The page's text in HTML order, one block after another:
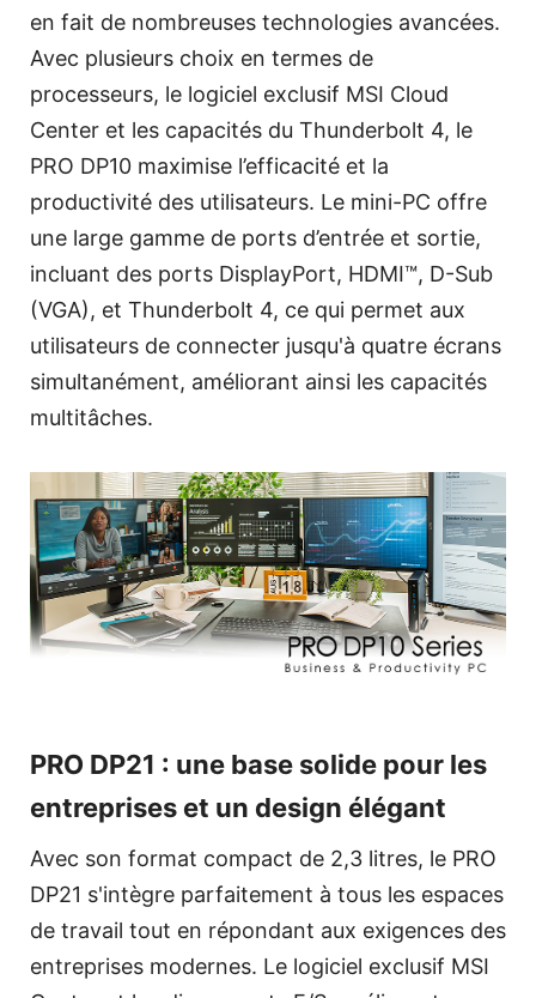
en fait de nombreuses technologies avancées.
Avec plusieurs choix en termes de
processeurs, le logiciel exclusif MSI Cloud
Center et les capacités du Thunderbolt 4, le
PRO DP10 maximise l’efficacité et la
productivité des utilisateurs. Le mini-PC offre
une large gamme de ports d’entrée et sortie,
incluant des ports DisplayPort, HDMI™, D-Sub
(VGA), et Thunderbolt 4, ce qui permet aux
utilisateurs de connecter jusqu'à quatre écrans
simultanément, améliorant ainsi les capacités
multitâches.
PRO DP21 : une base solide pour les
entreprises et un design élégant
Avec son format compact de 2,3 litres, le PRO
DP21 s'intègre parfaitement à tous les espaces
de travail tout en répondant aux exigences des
entreprises modernes. Le logiciel exclusif MSI